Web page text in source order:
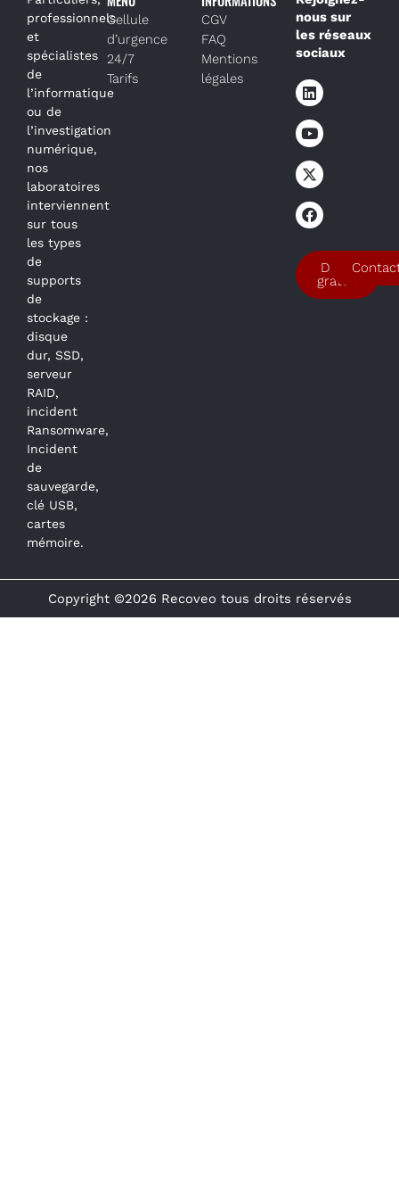
professionnels
et
spécialistes
de
l’informatique
ou de
l’investigation
numérique,
nos
laboratoires
interviennent
sur tous
les types
de
supports
de
stockage :
disque
dur, SSD,
serveur
RAID,
incident
Ransomware,
Incident
de
sauvegarde,
clé USB,
cartes
mémoire.
Cellule
d’urgence
24/7
Tarifs
CGV
FAQ
Mentions
légales
nous sur
les réseaux
sociaux
Devis
gratuit
Copyright ©2026 Recoveo tous droits réservés